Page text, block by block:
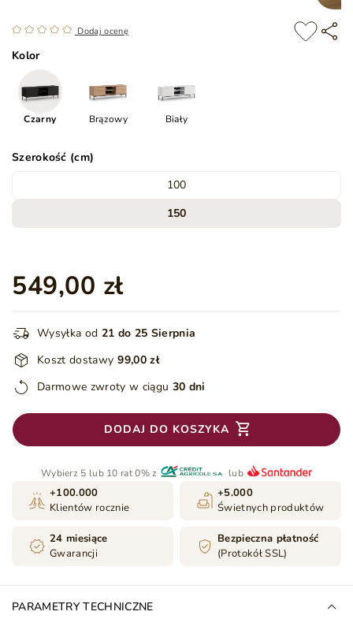
Dodaj ocenę
Szerokość (cm)
100
150
Kolor
Czarny Brązowy Biały
549,00 zł
Wysyłka od 21 do 25 Sierpnia
Koszt dostawy 99,00 zł
Darmowe zwroty w ciągu 30 dni
DODAJ DO KOSZYKA
Wybierz 5 lub 10 rat 0% z lub
+100.000
Klientów rocznie
+5.000
Świetnych produktów
24 miesiące
Gwarancji
Bezpieczna płatność
(Protokół SSL)
PARAMETRY TECHNICZNE